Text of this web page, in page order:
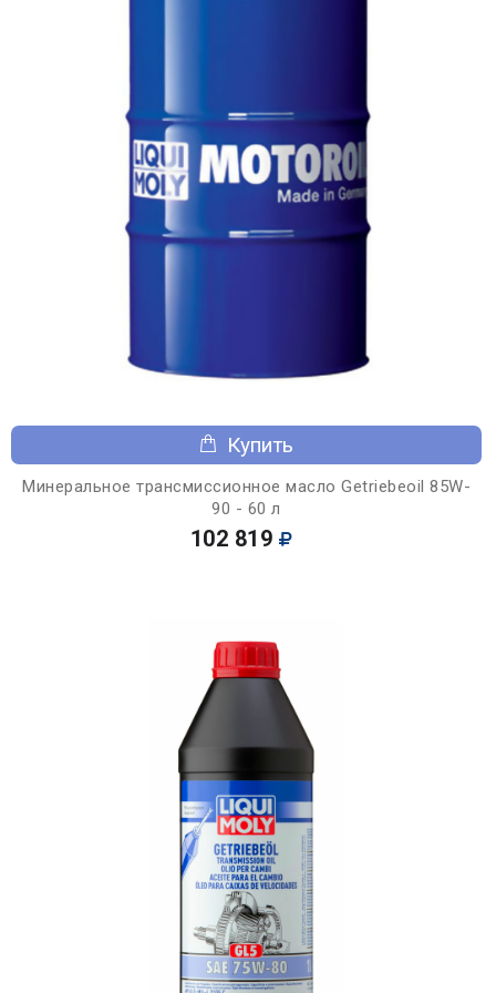
Купить
Минеральное трансмиссионное масло Getriebeoil 85W-
90 - 60 л
102 819